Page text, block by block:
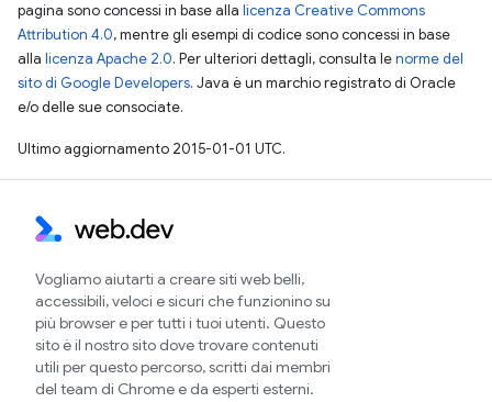
pagina sono concessi in base alla licenza Creative Commons
Attribution 4.0, mentre gli esempi di codice sono concessi in base
alla licenza Apache 2.0. Per ulteriori dettagli, consulta lenorme del
sito di Google Developers. Java è un marchio registrato di Oracle
e/o delle sue consociate.
Ultimo aggiornamento 2015-01-01 UTC.
Vogliamo aiutarti a creare siti web belli,
accessibili, veloci e sicuri che funzionino su
più browser e per tutti i tuoi utenti. Questo
sito è il nostro sito dove trovare contenuti
utili per questo percorso, scritti dai membri
del team di Chrome e da esperti esterni.